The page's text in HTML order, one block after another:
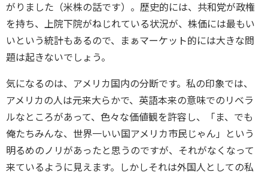
がりました（米株の話です）。歴史的には、共和党が政権
を持ち、上院下院がねじれている状況が、株価には最もい
いという統計もあるので、まぁマーケット的には大きな問
題は起きないでしょう。
気になるのは、アメリカ国内の分断です。私の印象では、
アメリカの人は元来大らかで、英語本来の意味でのリベラ
ルなところがあって、色々な価値観を許容し、「ま、でも
俺たちみんな、世界一いい国アメリカ市民じゃん」という
明るめのノリがあったと思うのですが、それがなくなって
来ているように見えます。しかしそれは外国人としての私